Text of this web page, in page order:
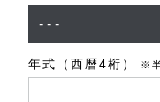
年式（西暦4桁） ※